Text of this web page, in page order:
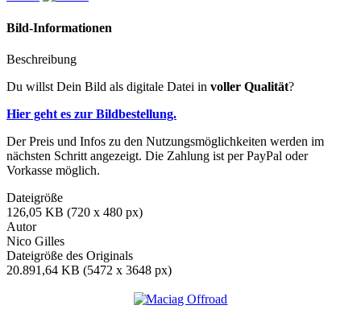
Bild-Informationen
Beschreibung
Du willst Dein Bild als digitale Datei in voller Qualität?
Hier geht es zur Bildbestellung.
Der Preis und Infos zu den Nutzungsmöglichkeiten werden im
nächsten Schritt angezeigt. Die Zahlung ist per PayPal oder
Vorkasse möglich.
Dateigröße
126,05 KB (720 x 480 px)
Autor
Nico Gilles
Dateigröße des Originals
20.891,64 KB (5472 x 3648 px)